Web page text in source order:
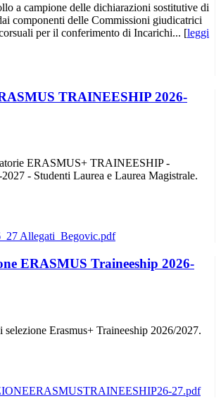
a campione delle dichiarazioni sostitutive di
componenti delle Commissioni giudicatrici
per il conferimento di Incarichi... [leggi
TRAINEESHIP 2026-
ERASMUS+ TRAINEESHIP -
- Studenti Laurea e Laurea Magistrale.
ERASMUS Traineeship 2026-
Erasmus+ Traineeship 2026/2027.